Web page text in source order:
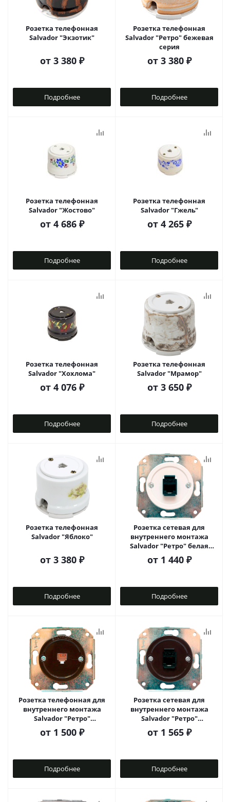
Розетка телефонная
Salvador "Экзотик"
от 3 380 ₽
Подробнее
Розетка телефонная
Salvador "Ретро" бежевая
серия
от 3 380 ₽
Подробнее
Розетка телефонная
Salvador "Жостово"
от 4 686 ₽
Подробнее
Розетка телефонная
Salvador "Гжель"
от 4 265 ₽
Подробнее
Розетка телефонная
Salvador "Хохлома"
от 4 076 ₽
Подробнее
Розетка телефонная
Salvador "Мрамор"
от 3 650 ₽
Подробнее
Розетка телефонная
Salvador "Яблоко"
от 3 380 ₽
Подробнее
Розетка сетевая для
внутреннего монтажа
Salvador "Ретро" белая
серия
от 1 440 ₽
Подробнее
Розетка телефонная для
внутреннего монтажа
Salvador "Ретро"
коричневая серия
от 1 500 ₽
Подробнее
Розетка сетевая для
внутреннего монтажа
Salvador "Ретро"
коричневая серия
от 1 565 ₽
Подробнее